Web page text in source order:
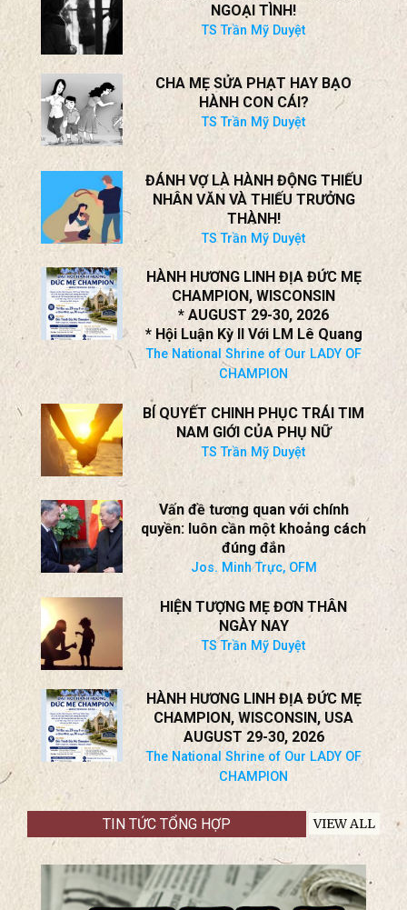
TRƯƠNG BỬU DIỆP
tại Nam California, ngày 25 tháng 7 năm 2026
Kiên Chính
SAY NẮNG: CHIẾC BẪY CHO KẺ
NGOẠI TÌNH!
CHA MẸ SỬA PHẠT HAY BẠO
HÀNH CON CÁI?
TS Trần Mỹ Duyệt
ĐÁNH VỢ LÀ HÀNH ĐỘNG THIẾU
NHÂN VĂN VÀ THIẾU TRƯỞNG
THÀNH!
TS Trần Mỹ Duyệt
HÀNH HƯƠNG LINH ĐỊA ĐỨC MẸ
CHAMPION, WISCONSIN
* AUGUST 29-30, 2026
* Hội Luận Kỳ II Với LM Lê Quang
The National Shrine of Our LADY OF
CHAMPION
BÍ QUYẾT CHINH PHỤC TRÁI TIM
NAM GIỚI CỦA PHỤ NỮ
TS Trần Mỹ Duyệt
Vấn đề tương quan với chính
quyền: luôn cần một khoảng cách
đúng đắn
HIỆN TƯỢNG MẸ ĐƠN THÂN
NGÀY NAY
TS Trần Mỹ Duyệt
CHAMPION, WISCONSIN, USA
AUGUST 29-30, 2026
The National Shrine of Our LADY OF
CHAMPION